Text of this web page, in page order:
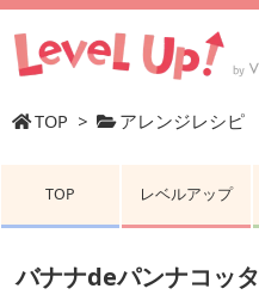
TOP > アレンジレシピ
TOP レベルアップ
バナナdeパンナコッタ